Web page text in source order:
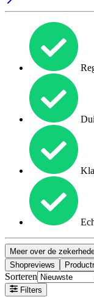
Meer over de
Shopreviews
Sorteren
Filters